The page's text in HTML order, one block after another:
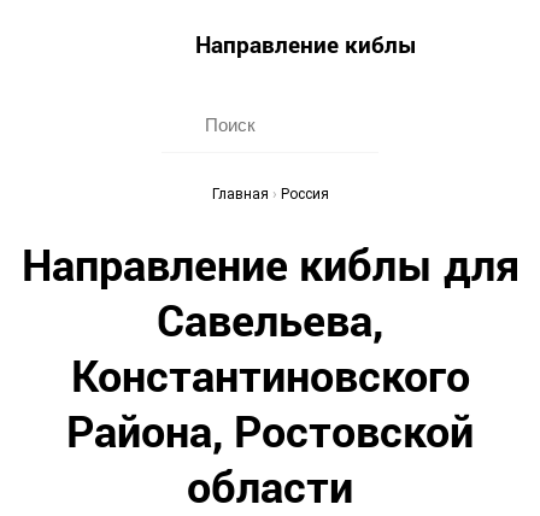
Направление киблы
Главная › Россия
Направление киблы для
Савельева,
Константиновского
Района, Ростовской
области